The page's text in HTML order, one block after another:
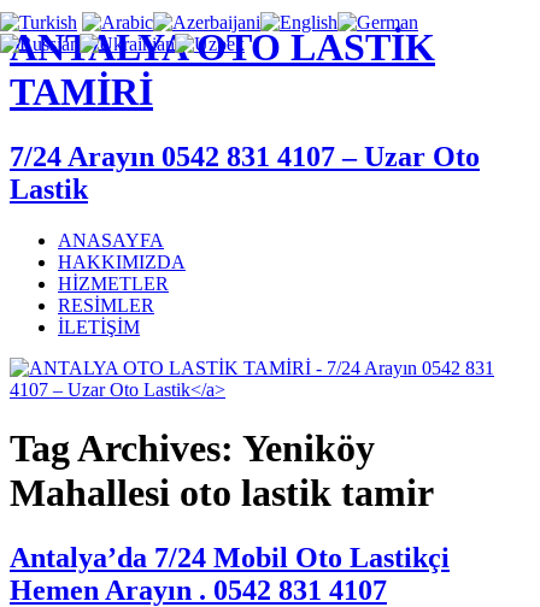
ANTALYA OTO LASTİK
TAMİRİ
7/24 Arayın 0542 831 4107 – Uzar Oto
Lastik
ANASAYFA
HAKKIMIZDA
HİZMETLER
RESİMLER
İLETİŞİM
Tag Archives: Yeniköy
Mahallesi oto lastik tamir
Antalya’da 7/24 Mobil Oto Lastikçi
Hemen Arayın . 0542 831 4107